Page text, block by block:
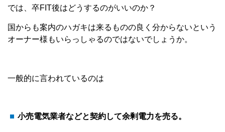
では、卒FIT後はどうするのがいいのか？
国からも案内のハガキは来るものの良く分からないという
オーナー様もいらっしゃるのではないでしょうか。
一般的に言われているのは
小売電気業者などと契約して余剰電力を売る。